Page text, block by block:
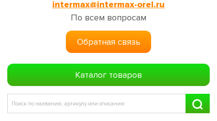
intermax@intermax-orel.ru
По всем вопросам
Обратная связь
Каталог товаров